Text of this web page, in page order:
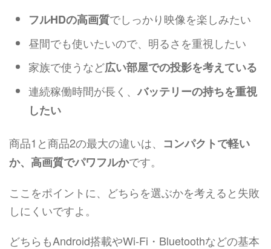
フルHDの高画質でしっかり映像を楽しみたい
昼間でも使いたいので、明るさを重視したい
家族で使うなど広い部屋での投影を考えている
連続稼働時間が長く、バッテリーの持ちを重視
したい
商品1と商品2の最大の違いは、 コンパクトで軽い
か、高画質でパワフルかです。
ここをポイントに、どちらを選ぶかを考えると失敗
しにくいですよ。
どちらもAndroid搭載やWi-Fi・Bluetoothなどの基本